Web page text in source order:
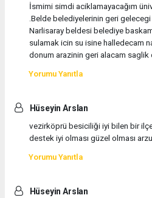
İsmimi simdi aciklamayacağım
.Belde belediyelerinin geri
Narlisaray beldesi belediye
sulamak icin su isine halledecam
donum arazinin geri alacam saglik
Yorumu Yanıtla
Hüseyin Arslan
vezirköprü besiciliği iyi bilen bir
destek iyi olması güzel olması
Yorumu Yanıtla
Hüseyin Arslan